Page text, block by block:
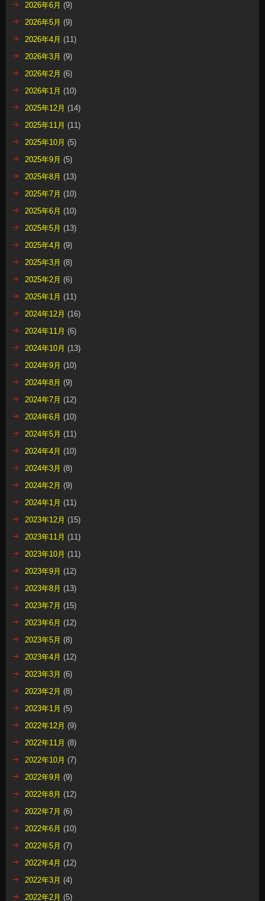
2026年6月 (9)
2026年5月 (9)
2026年4月 (11)
2026年3月 (9)
2026年2月 (6)
2026年1月 (10)
2025年12月 (14)
2025年11月 (11)
2025年10月 (5)
2025年9月 (5)
2025年8月 (13)
2025年7月 (10)
2025年6月 (10)
2025年5月 (13)
2025年4月 (9)
2025年3月 (8)
2025年2月 (6)
2025年1月 (11)
2024年12月 (16)
2024年11月 (6)
2024年10月 (13)
2024年9月 (10)
2024年8月 (9)
2024年7月 (12)
2024年6月 (10)
2024年5月 (11)
2024年4月 (10)
2024年3月 (8)
2024年2月 (9)
2024年1月 (11)
2023年12月 (15)
2023年11月 (11)
2023年10月 (11)
2023年9月 (12)
2023年8月 (13)
2023年7月 (15)
2023年6月 (12)
2023年5月 (8)
2023年4月 (12)
2023年3月 (6)
2023年2月 (8)
2023年1月 (5)
2022年12月 (9)
2022年11月 (8)
2022年10月 (7)
2022年9月 (9)
2022年8月 (12)
2022年7月 (6)
2022年6月 (10)
2022年5月 (7)
2022年4月 (12)
2022年3月 (4)
2022年2月 (5)